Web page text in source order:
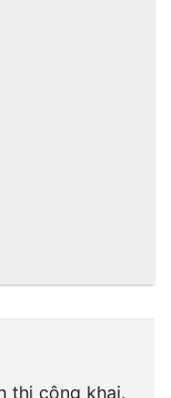
thị công khai.